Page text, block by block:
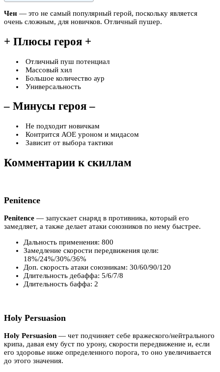
Чен — это не самый популярный герой, поскольку является
очень сложным, для новичков. Отличный пушер.
+ Плюсы героя +
Отличный пуш потенциал
Массовый хил
Большое количество аур
Универсальность
– Минусы героя –
Не подходит новичкам
Контрится АОЕ уроном и мидасом
Зависит от выбора тактики
Комментарии к скиллам
Penitence
Penitence — запускает снаряд в противника, который его
замедляет, а также делает атаки союзников по нему быстрее.
Дальность применения: 800
Замедление скорости передвижения цели:
18%/24%/30%/36%
Доп. скорость атаки союзникам: 30/60/90/120
Длительность дебаффа: 5/6/7/8
Длительность баффа: 2
Holy Persuasion
Holy Persuasion — чет подчиняет себе вражеского/нейтрального
крипа, давая ему буст по урону, скорости передвижение и, если
его здоровье ниже определенного порога, то оно увеличивается
до этого значения.